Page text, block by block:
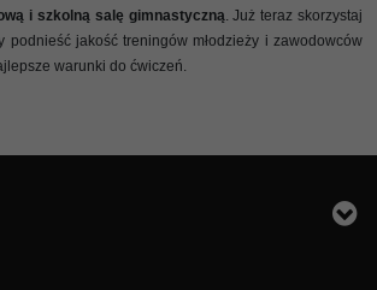
i szkolną salę gimnastyczną. Już teraz skorzystaj
podnieść jakość treningów młodzieży i zawodowców
warunki do ćwiczeń.